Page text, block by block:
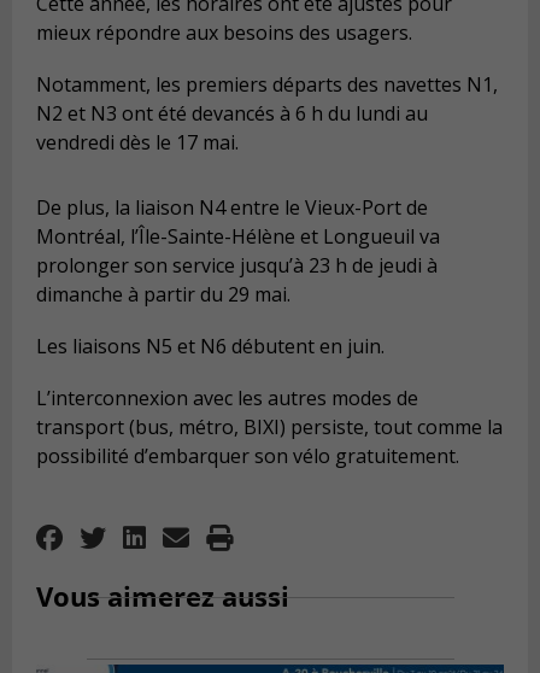
mieux répondre aux besoins des usagers.
Notamment, les premiers départs des navettes N1,
N2 et N3 ont été devancés à 6 h du lundi au
vendredi dès le 17 mai.
De plus, la liaison N4 entre le Vieux-Port de
Montréal, l’Île-Sainte-Hélène et Longueuil va
prolonger son service jusqu’à 23 h de jeudi à
dimanche à partir du 29 mai.
Les liaisons N5 et N6 débutent en juin.
L’interconnexion avec les autres modes de
transport (bus, métro, BIXI) persiste, tout comme la
possibilité d’embarquer son vélo gratuitement.
Vous aimerez aussi